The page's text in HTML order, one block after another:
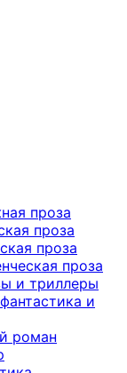
проза
проза
проза
проза
и триллеры
и
роман